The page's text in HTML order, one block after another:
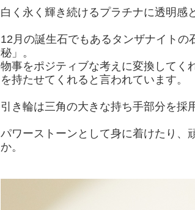
白く永く輝き続けるプラチナに透明感
12月の誕生石でもあるタンザナイト
秘」。
物事をポジティブな考えに変換してく
を持たせてくれると言われています。
引き輪は三角の大きな持ち手部分を採
パワーストーンとして身に着けたり、
か。